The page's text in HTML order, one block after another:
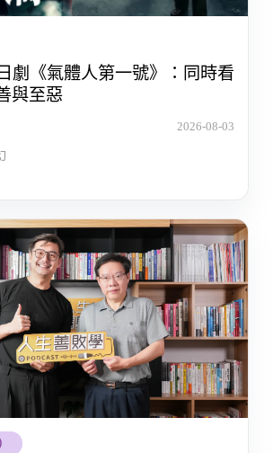
劇《氣體人第一號》：同時看
與至惡
2026-08-03